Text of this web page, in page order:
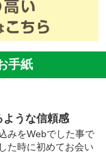
手紙
ような信頼感
みをWebでした事で
た時に初めてお会い